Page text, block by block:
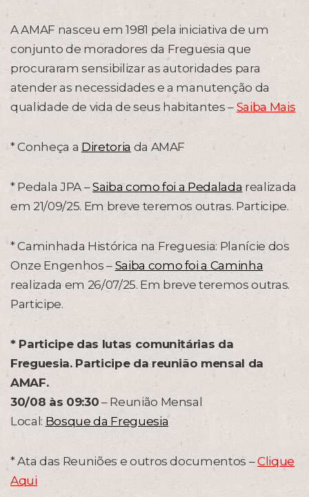
A AMAF nasceu em 1981 pela iniciativa de um
conjunto de moradores da Freguesia que
procuraram sensibilizar as autoridades para
atender as necessidades e a manutenção da
qualidade de vida de seus habitantes – Saiba Mais
* Conheça a Diretoria da AMAF
* Pedala JPA –Saiba como foi a Pedaladarealizada
em 21/09/25. Em breve teremos outras. Participe.
* Caminhada Histórica na Freguesia: Planície dos
Onze Engenhos – Saiba como foi a Caminha
realizada em 26/07/25. Em breve teremos outras.
Participe.
* Participe das lutas comunitárias da
Freguesia. Participe da reunião mensal da
AMAF.
30/08 às 09:30 – Reunião Mensal
Local: Bosque da Freguesia
* Ata das Reuniões e outros documentos –Clique
Aqui